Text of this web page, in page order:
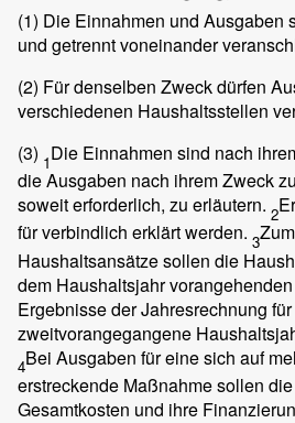
(1) Die Einnahmen und Ausgaben
und getrennt voneinander
(2) Für denselben Zweck dürfen
verschiedenen Haushaltsstellen
(3) 1Die Einnahmen sind nach
die Ausgaben nach ihrem Zweck
soweit erforderlich, zu erläutern. 2
für verbindlich erklärt werden. 3
Haushaltsansätze sollen die
dem Haushaltsjahr
Ergebnisse der Jahresrechnung
zweitvorangegangene
4Bei Ausgaben für eine sich auf
erstreckende Maßnahme sollen
Gesamtkosten und ihre